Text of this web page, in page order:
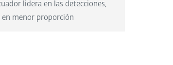
lidera en las detecciones,
en menor proporción